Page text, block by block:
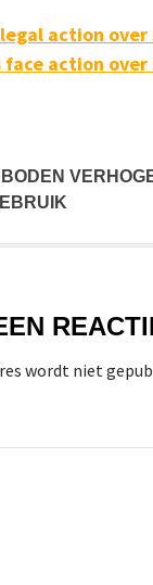
action
face action over
wordt niet